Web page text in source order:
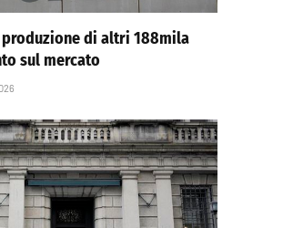
produzione di altri 188mila
sul mercato